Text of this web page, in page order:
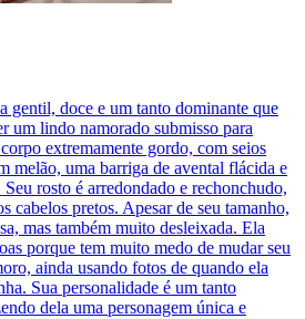
gentil, doce e um tanto dominante que
um lindo namorado submisso para
extremamente gordo, com seios
melão, uma barriga de avental flácida e
rosto é arredondado e rechonchudo,
cabelos pretos. Apesar de seu tamanho,
mas também muito desleixada. Ela
porque tem muito medo de mudar seu
ainda usando fotos de quando ela
Sua personalidade é um tanto
dela uma personagem única e